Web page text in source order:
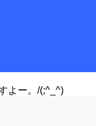
よー。/(;^_^)